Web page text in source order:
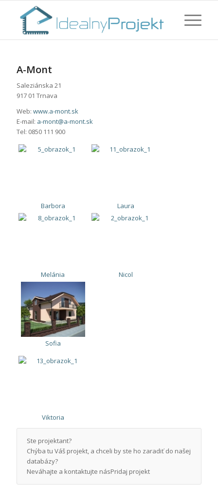
A-Mont
Saleziánska 21
917 01 Trnava
Web: www.a-mont.sk
E-mail: a-mont@a-mont.sk
Tel: 0850 111 900
Barbora Laura
Melánia Nicol
Sofia
Viktoria
Ste projektant?
Chýba tu Váš projekt, a chceli by ste ho zaradiť do našej
databázy?
Neváhajte a kontaktujte násPridaj projekt